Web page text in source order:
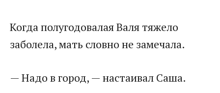
Когда полугодовалая Валя тяжело
заболела, мать словно не замечала.
— Надо в город, — настаивал Саша.